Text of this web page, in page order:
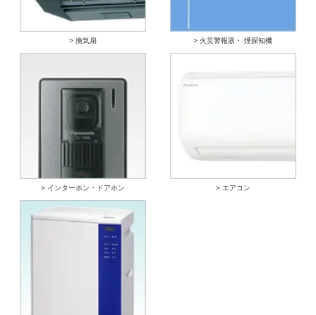
> 換気扇 > 火災警報器・ 煙探知機
> インターホン・ドアホン > エアコン